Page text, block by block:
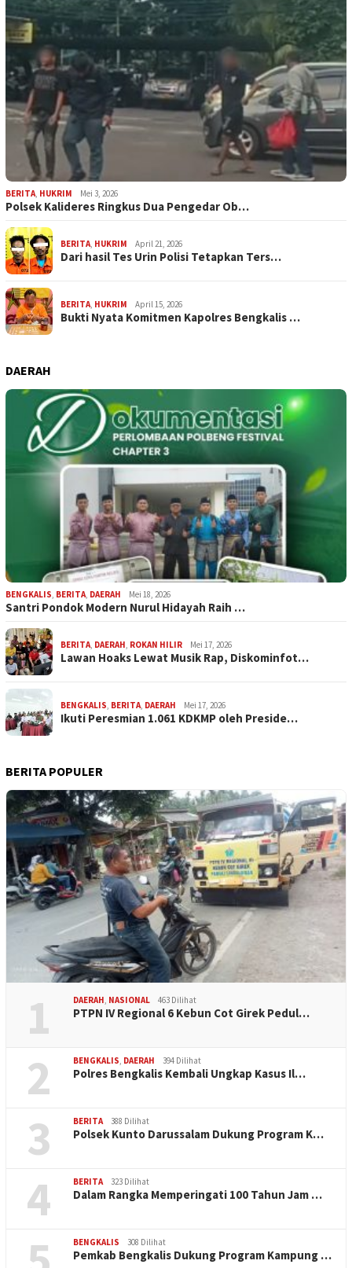
BERITA, HUKRIM Mei 3, 2026
Polsek Kalideres Ringkus Dua Pengedar Ob…
BERITA, HUKRIM April 21, 2026
Dari hasil Tes Urin Polisi Tetapkan Ters…
BERITA, HUKRIM April 15, 2026
Bukti Nyata Komitmen Kapolres Bengkalis …
DAERAH
BENGKALIS, BERITA, DAERAH Mei 18, 2026
Santri Pondok Modern Nurul Hidayah Raih …
BERITA, DAERAH, ROKAN HILIR Mei 17, 2026
Lawan Hoaks Lewat Musik Rap, Diskominfot…
BENGKALIS, BERITA, DAERAH Mei 17, 2026
Ikuti Peresmian 1.061 KDKMP oleh Preside…
BERITA POPULER
1 DAERAH, NASIONAL 463 Dilihat
PTPN IV Regional 6 Kebun Cot Girek Pedul…
2 BENGKALIS, DAERAH 394 Dilihat
Polres Bengkalis Kembali Ungkap Kasus Il…
3 BERITA 388 Dilihat
Polsek Kunto Darussalam Dukung Program K…
4 BERITA 323 Dilihat
Dalam Rangka Memperingati 100 Tahun Jam …
BENGKALIS 308 Dilihat
Pemkab Bengkalis Dukung Program Kampung …